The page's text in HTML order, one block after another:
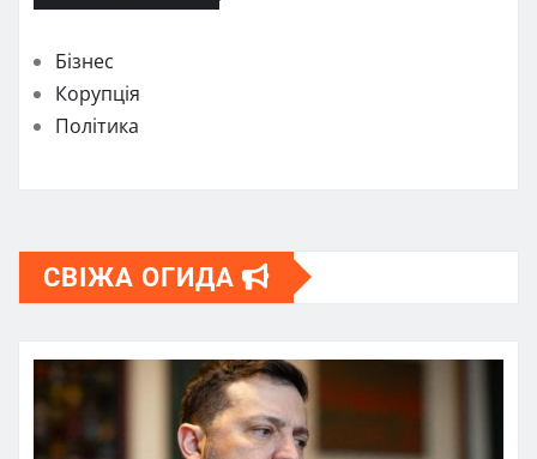
Бізнес
Корупція
Політика
СВІЖА ОГИДА